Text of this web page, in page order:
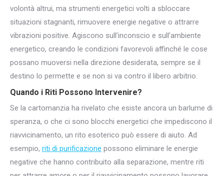
volontà altrui, ma strumenti energetici volti a sbloccare
situazioni stagnanti, rimuovere energie negative o attrarre
vibrazioni positive. Agiscono sull’inconscio e sull’ambiente
energetico, creando le condizioni favorevoli affinché le cose
possano muoversi nella direzione desiderata, sempre se il
destino lo permette e se non si va contro il libero arbitrio.
Quando i Riti Possono Intervenire?
Se la cartomanzia ha rivelato che esiste ancora un barlume di
speranza, o che ci sono blocchi energetici che impediscono il
riavvicinamento, un rito esoterico può essere di aiuto. Ad
esempio, riti di purificazione possono eliminare le energie
negative che hanno contribuito alla separazione, mentre riti